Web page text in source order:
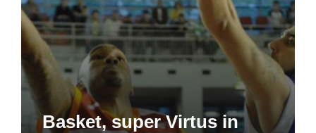
Basket, super Virtus in